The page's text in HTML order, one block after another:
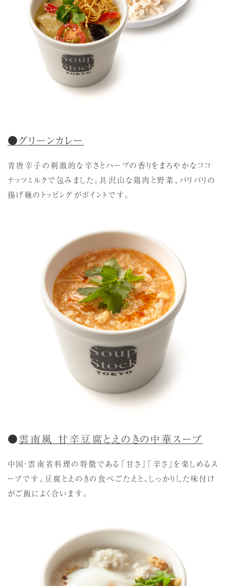
●グリーンカレー
青唐辛子の刺激的な辛さとハーブの香りをまろやかなココ
ナッツミルクで包みました。具沢山な鶏肉と野菜、パリパリの
揚げ麺のトッピングがポイントです。
●雲南風 甘辛豆腐とえのきの中華スープ
中国・雲南省料理の特徴である「甘さ」「辛さ」を楽しめるス
ープです。豆腐とえのきの食べごたえと、しっかりした味付け
がご飯によく合います。